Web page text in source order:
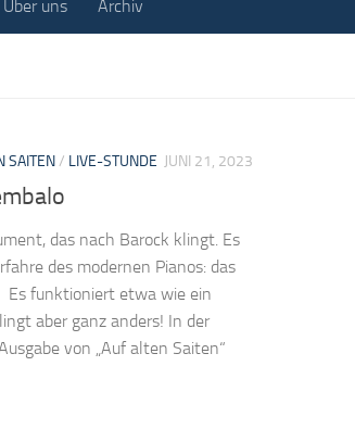
Über uns Archiv
SAITEN/ LIVE-STUNDE JUNI 21, 2023
das nach Barock klingt. Es
des modernen Pianos: das
Es funktioniert etwa wie ein
aber ganz anders! In der
von „Auf alten Saiten“